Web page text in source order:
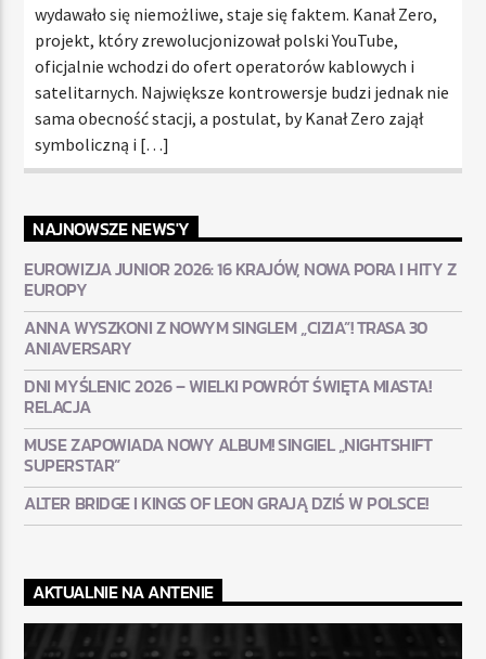
wydawało się niemożliwe, staje się faktem. Kanał Zero,
projekt, który zrewolucjonizował polski YouTube,
oficjalnie wchodzi do ofert operatorów kablowych i
satelitarnych. Największe kontrowersje budzi jednak nie
sama obecność stacji, a postulat, by Kanał Zero zajął
symboliczną i […]
NAJNOWSZE NEWS'Y
EUROWIZJA JUNIOR 2026: 16 KRAJÓW, NOWA PORA I HITY Z
EUROPY
ANNA WYSZKONI Z NOWYM SINGLEM „CIZIA”! TRASA 30
ANIAVERSARY
DNI MYŚLENIC 2026 – WIELKI POWRÓT ŚWIĘTA MIASTA!
RELACJA
MUSE ZAPOWIADA NOWY ALBUM! SINGIEL „NIGHTSHIFT
SUPERSTAR”
ALTER BRIDGE I KINGS OF LEON GRAJĄ DZIŚ W POLSCE!
AKTUALNIE NA ANTENIE